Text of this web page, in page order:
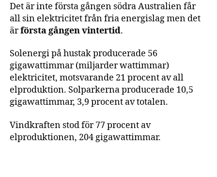
Det är inte första gången södra Australien får
all sin elektricitet från fria energislag men det
ärförsta gången vintertid.
Solenergi på hustak producerade 56
gigawattimmar (miljarder wattimmar)
elektricitet, motsvarande 21 procent av all
elproduktion. Solparkerna producerade 10,5
gigawattimmar, 3,9 procent av totalen.
Vindkraften stod för 77 procent av
elproduktionen, 204 gigawattimmar.